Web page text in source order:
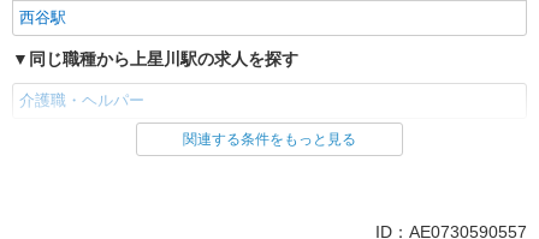
西谷駅
同じ職種から上星川駅の求人を探す
介護職・ヘルパー
同じ雇用形態から上星川駅の求人を探す
関連する条件をもっと見る
ID：AE0730590557